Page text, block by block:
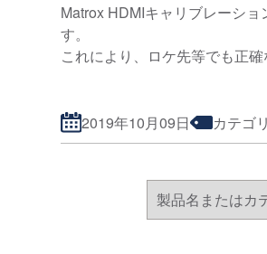
Matrox HDMIキャリブレーシ
す。
これにより、ロケ先等でも正
2019年10月09日 カテゴ